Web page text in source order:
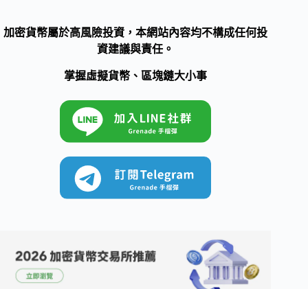
加密貨幣屬於高風險投資，本網站內容均不構成任何投
資建議與責任。
掌握虛擬貨幣、區塊鏈大小事